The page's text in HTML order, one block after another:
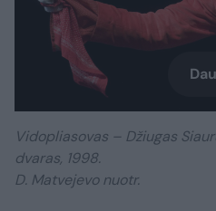
Vidopliasovas – Džiugas
dvaras, 1998.
D. Matvejevo nuotr.